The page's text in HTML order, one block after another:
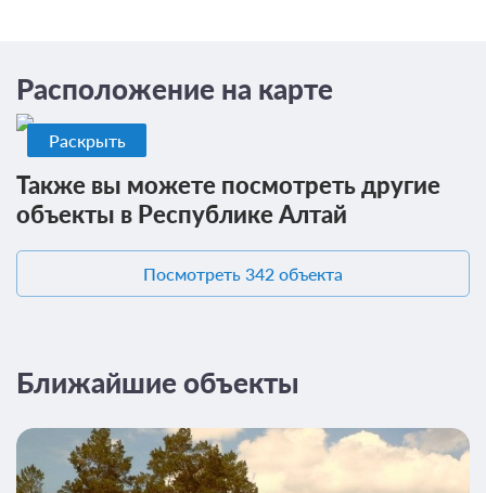
Расположение на карте
Раскрыть
Также вы можете посмотреть другие
объекты в Республике Алтай
Посмотреть 342 объекта
Ближайшие объекты